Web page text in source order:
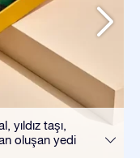
yıldız taşı,
oluşan yedi